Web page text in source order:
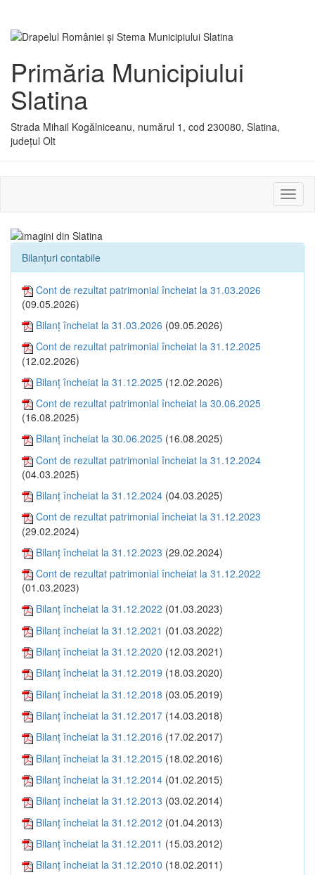
Primăria Municipiului
Slatina
Strada Mihail Kogălniceanu, numărul 1, cod 230080, Slatina,
județul Olt
sau
Bilanțuri contabile
Cont de rezultat patrimonial încheiat la 31.03.2026
(09.05.2026)
Bilanţ încheiat la 31.03.2026 (09.05.2026)
Cont de rezultat patrimonial încheiat la 31.12.2025
(12.02.2026)
Bilanţ încheiat la 31.12.2025 (12.02.2026)
Cont de rezultat patrimonial încheiat la 30.06.2025
(16.08.2025)
Bilanţ încheiat la 30.06.2025 (16.08.2025)
Cont de rezultat patrimonial încheiat la 31.12.2024
(04.03.2025)
Bilanţ încheiat la 31.12.2024 (04.03.2025)
Cont de rezultat patrimonial încheiat la 31.12.2023
(29.02.2024)
Bilanţ încheiat la 31.12.2023 (29.02.2024)
Cont de rezultat patrimonial încheiat la 31.12.2022
(01.03.2023)
Bilanţ încheiat la 31.12.2022 (01.03.2023)
Bilanţ încheiat la 31.12.2021 (01.03.2022)
Bilanţ încheiat la 31.12.2020 (12.03.2021)
Bilanţ încheiat la 31.12.2019 (18.03.2020)
Bilanţ încheiat la 31.12.2018 (03.05.2019)
Bilanţ încheiat la 31.12.2017 (14.03.2018)
Bilanţ încheiat la 31.12.2016 (17.02.2017)
Bilanţ încheiat la 31.12.2015 (18.02.2016)
Bilanţ încheiat la 31.12.2014 (01.02.2015)
Bilanţ încheiat la 31.12.2013 (03.02.2014)
Bilanţ încheiat la 31.12.2012 (01.04.2013)
Bilanţ încheiat la 31.12.2011 (15.03.2012)
Bilanţ încheiat la 31.12.2010 (18.02.2011)